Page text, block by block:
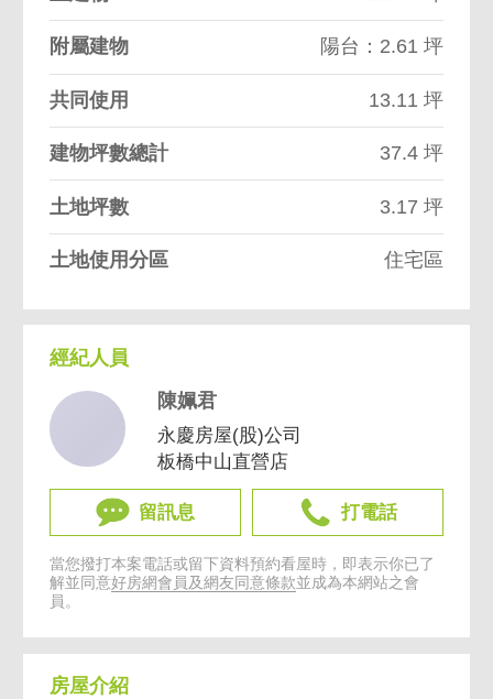
附屬建物 陽台：2.61 坪
共同使用 13.11 坪
建物坪數總計 37.4 坪
土地坪數 3.17 坪
土地使用分區 住宅區
經紀人員
陳姵君
永慶房屋(股)公司
板橋中山直營店
留訊息 打電話
當您撥打本案電話或留下資料預約看屋時，即表示你已了
解並同意好房網會員及網友同意條款並成為本網站之會
員。
房屋介紹